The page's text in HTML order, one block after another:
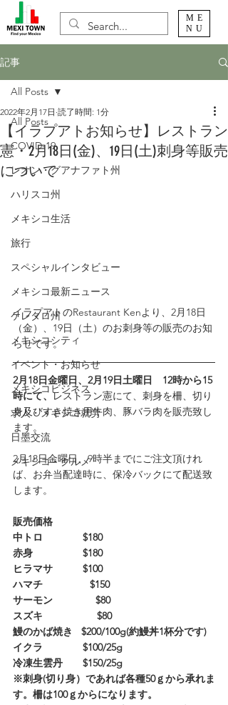
ME
NU
記事
All Posts
COVID-19
レオン・グアナファト州
ハリスコ州
メキシコ生活
旅行
スペシャルインタビュー
メキシコ最新ニュース
ケレタロ州
メキシコシティ
イベント・お知らせ
メキシコビジネス
求人・メキシコ就労
日墨交流
メキシコ・グルメ
All Posts
【イラプアトお知らせ】レストラン
憲・2月18日(金)、19日(土)刺身等販売
について
2022年2月17日 読了時間: 1分
イラプアトのRestaurant Kenより、2月18日
（金）、19日（土）のお刺身等の販売のお知
らせです。
2月18日金曜日、2月19日土曜日　12時から15
時にて、レストラン憲にて、刺身を柵、切り
身及びすき焼き用牛肉、豚バラ肉を販売致し
ます。
2月18日金曜日、9時半までにご注文頂けれ
ば、お弁当配達時に、保冷バックにて配送致
します。
販売価格
中トロ　　　　$180
赤身　　　　　$180
ヒラマサ　　　$100
ハマチ　　　      $150
サーモン               $80
スズキ                   $80
鰻のかば焼き   $200/100g(約鰻丼1杯分です)
イクラ　　　　$100/25g
冷凍生雲丹　　$150/25g
※刺身(切り身）であれば各種50ｇから承れま
す。柵は100ｇからになります。